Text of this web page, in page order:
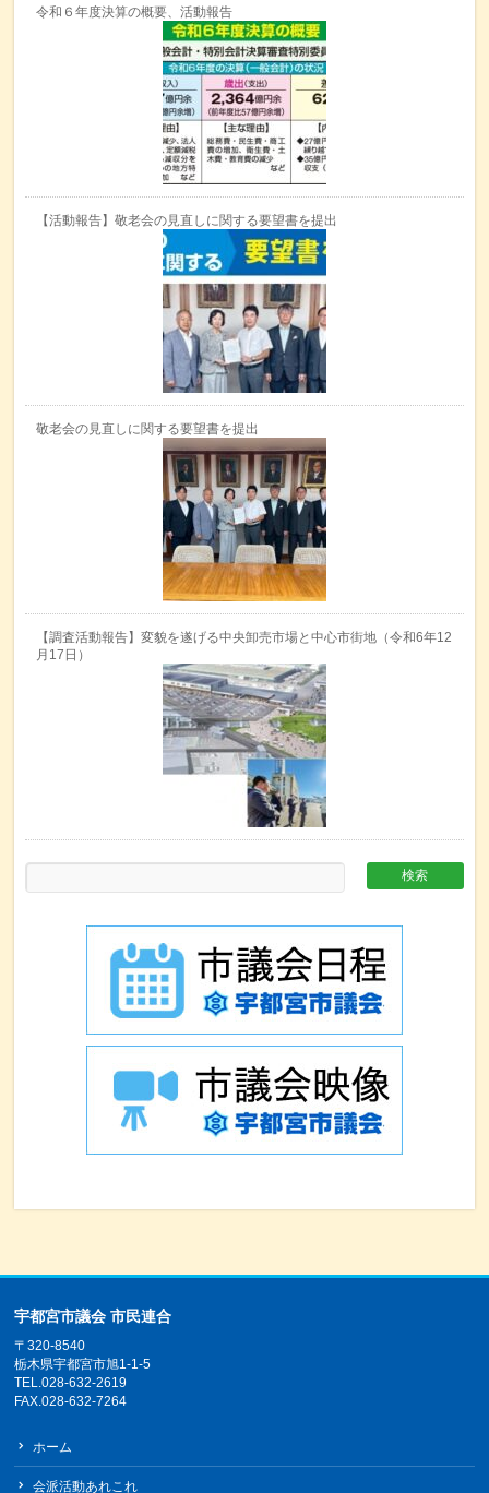
令和６年度決算の概要、活動報告
【活動報告】敬老会の見直しに関する要望書を提出
敬老会の見直しに関する要望書を提出
【調査活動報告】変貌を遂げる中央卸売市場と中心市街地（令和6年12
月17日）
宇都宮市議会 市民連合
〒320-8540
栃木県宇都宮市旭1-1-5
TEL.028-632-2619
FAX.028-632-7264
ホーム
会派活動あれこれ